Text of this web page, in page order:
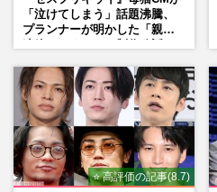
「泣けてしまう」話題沸騰、
プランナーが明かした「親に
⭐ 高評価の記事(8.7)